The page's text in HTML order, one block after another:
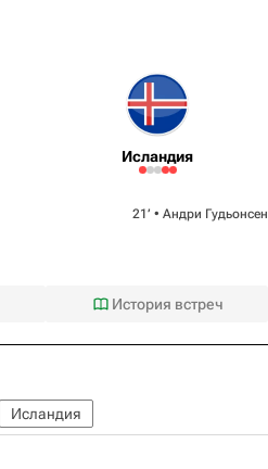
Исландия
21‎’‎ • Андри Гудьонсен
История встреч
Исландия